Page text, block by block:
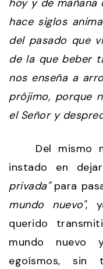
hoy y de mañana
hace siglos
del pasado que
de la que beber
nos enseña a
prójimo, porque
el Señor y
Del mismo
instado en
privada"para
mundo nuevo",
querido
mundo nuevo
egoísmos, sin